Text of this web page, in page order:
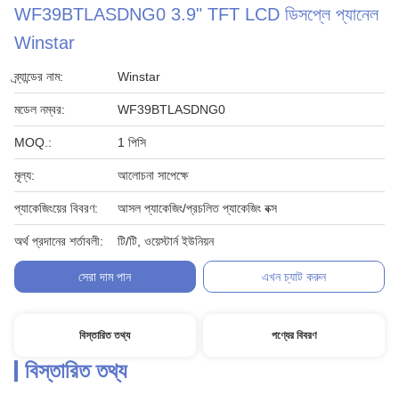
WF39BTLASDNG0 3.9" TFT LCD ডিসপ্লে প্যানেল
Winstar
ব্র্যান্ডের নাম: Winstar
মডেল নম্বর: WF39BTLASDNG0
MOQ.: 1 পিসি
মূল্য: আলোচনা সাপেক্ষে
প্যাকেজিংয়ের বিবরণ: আসল প্যাকেজিং/প্রচলিত প্যাকেজিং বক্স
অর্থ প্রদানের শর্তাবলী: টি/টি, ওয়েস্টার্ন ইউনিয়ন
সেরা দাম পান এখন চ্যাট করুন
বিস্তারিত তথ্য পণ্যের বিবরণ
বিস্তারিত তথ্য